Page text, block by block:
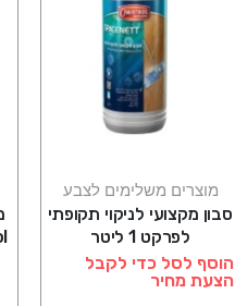
מוצרים משלימים לצבע
סבון מקצועי לניקוי תקופתי
לפרקט 1 ליטר
Spacenett סאן דק
הוסף לסל כדי לקבל
הצעת מחיר